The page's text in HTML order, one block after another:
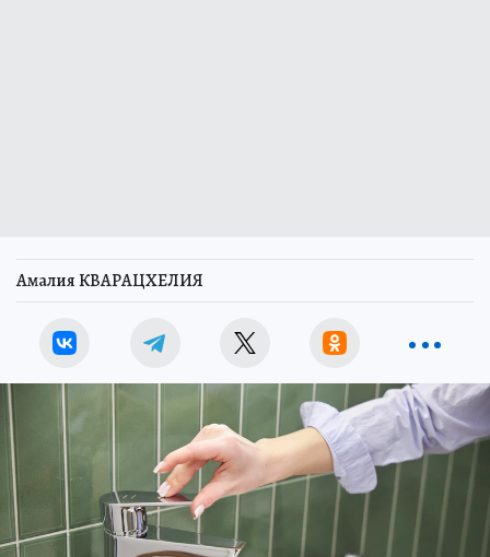
Амалия КВАРАЦХЕЛИЯ